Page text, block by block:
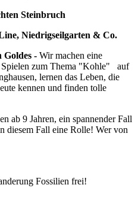
Steinbruch
Niedrigseilgarten & Co.
Goldes - Wir machen eine
Spielen zum Thema "Kohle" auf
lernen das Leben, die
kennen und finden tolle
ab 9 Jahren, ein spannender Fall
diesem Fall eine Rolle! Wer von
Fossilien frei!